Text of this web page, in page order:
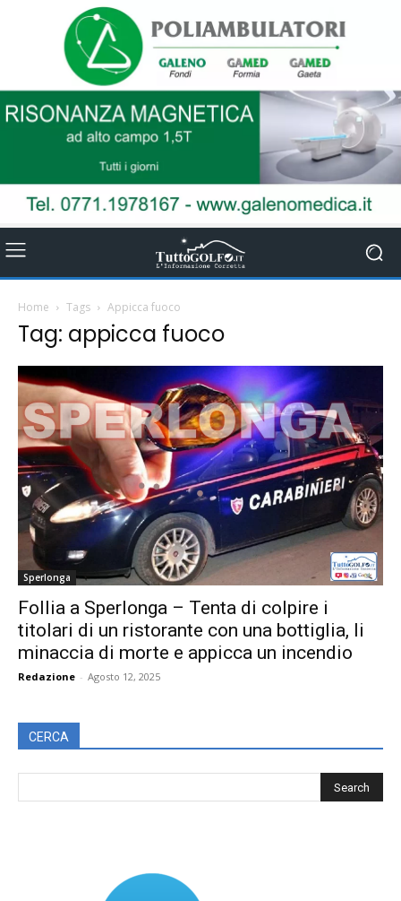
Home Tags Appicca fuoco
Tag: appicca fuoco
Sperlonga
Follia a Sperlonga – Tenta di colpire i
titolari di un ristorante con una bottiglia, li
minaccia di morte e appicca un incendio
Redazione - Agosto 12, 2025
CERCA